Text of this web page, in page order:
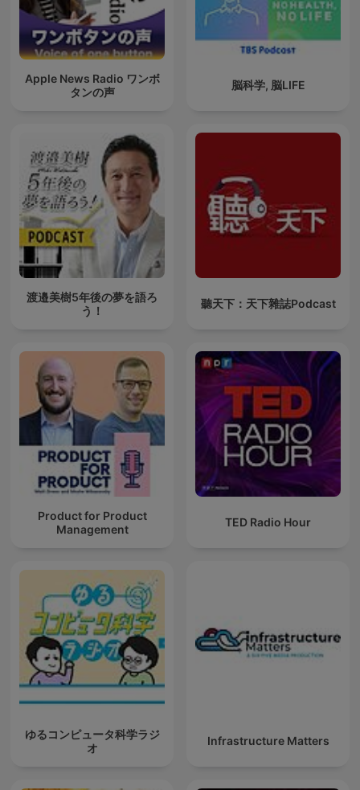
Apple News Radio ワンボ
タンの声
脳科学, 脳LIFE
渡邉美樹5年後の夢を語ろ
う！
聽天下：天下雜誌Podcast
Product for Product
Management
TED Radio Hour
ゆるコンピュータ科学ラジ
オ
Infrastructure Matters